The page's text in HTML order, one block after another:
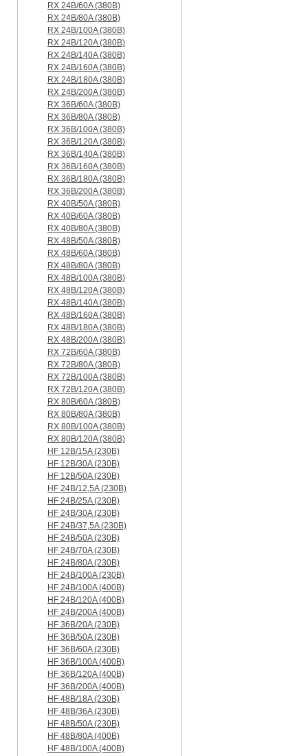
RX 24B/60A (380B)
RX 24B/80A (380B)
RX 24B/100A (380B)
RX 24B/120A (380B)
RX 24B/140A (380B)
RX 24B/160A (380B)
RX 24B/180A (380B)
RX 24B/200A (380B)
RX 36B/60A (380B)
RX 36B/80A (380B)
RX 36B/100A (380B)
RX 36B/120A (380B)
RX 36B/140A (380B)
RX 36B/160A (380B)
RX 36B/180A (380B)
RX 36B/200A (380B)
RX 40B/50A (380B)
RX 40B/60A (380B)
RX 40B/80A (380B)
RX 48B/50A (380B)
RX 48B/60A (380B)
RX 48B/80A (380B)
RX 48B/100A (380B)
RX 48B/120A (380B)
RX 48B/140A (380B)
RX 48B/160A (380B)
RX 48B/180A (380B)
RX 48B/200A (380B)
RX 72B/60A (380B)
RX 72B/80A (380B)
RX 72B/100A (380B)
RX 72B/120A (380B)
RX 80B/60A (380B)
RX 80B/80A (380B)
RX 80B/100A (380B)
RX 80B/120A (380B)
HF 12B/15A (230B)
HF 12B/30A (230B)
HF 12B/50A (230B)
HF 24B/12,5A (230B)
HF 24B/25A (230B)
HF 24B/30A (230B)
HF 24B/37,5A (230B)
HF 24B/50A (230B)
HF 24B/70A (230B)
HF 24B/80A (230B)
HF 24B/100A (230B)
HF 24B/100A (400B)
HF 24B/120A (400B)
HF 24B/200A (400B)
HF 36B/20A (230B)
HF 36B/50A (230B)
HF 36B/60A (230B)
HF 36B/100A (400B)
HF 36B/120A (400B)
HF 36B/200A (400B)
HF 48B/18A (230B)
HF 48B/36A (230B)
HF 48B/50A (230B)
HF 48B/80A (400B)
HF 48B/100A (400B)